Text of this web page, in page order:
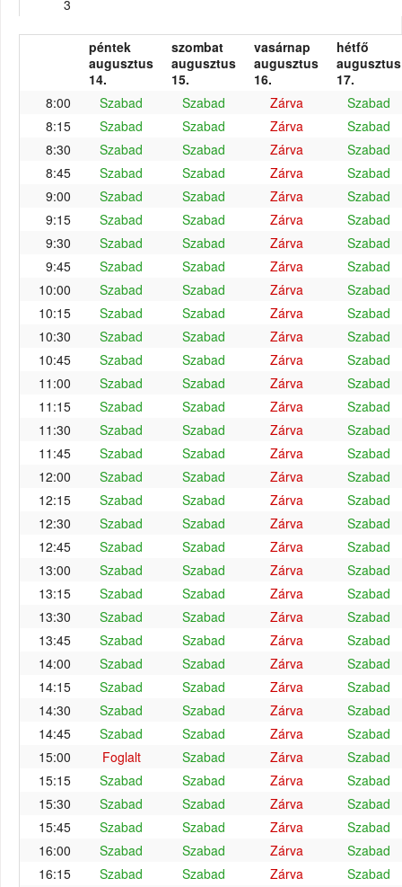
3
péntek
augusztus
14.
szombat
augusztus
15.
vasárnap
augusztus
16.
hétfő
augusztus
17.
8:00
Szabad Szabad Zárva
Szabad
8:15
Szabad Szabad Zárva
Szabad
8:30
Szabad Szabad Zárva
Szabad
8:45
Szabad Szabad Zárva
Szabad
9:00
Szabad Szabad Zárva
Szabad
9:15
Szabad Szabad Zárva
Szabad
9:30
Szabad Szabad Zárva
Szabad
9:45
Szabad Szabad Zárva
Szabad
10:00
Szabad Szabad Zárva
Szabad
10:15
Szabad Szabad Zárva
Szabad
10:30
Szabad Szabad Zárva
Szabad
10:45
Szabad Szabad Zárva
Szabad
11:00
Szabad Szabad Zárva
Szabad
11:15
Szabad Szabad Zárva
Szabad
11:30
Szabad Szabad Zárva
Szabad
11:45
Szabad Szabad Zárva
Szabad
12:00
Szabad Szabad Zárva
Szabad
12:15
Szabad Szabad Zárva
Szabad
12:30
Szabad Szabad Zárva
Szabad
12:45
Szabad Szabad Zárva
Szabad
13:00
Szabad Szabad Zárva
Szabad
13:15
Szabad Szabad Zárva
Szabad
13:30
Szabad Szabad Zárva
Szabad
13:45
Szabad Szabad Zárva
Szabad
14:00
Szabad Szabad Zárva
Szabad
14:15
Szabad Szabad Zárva
Szabad
14:30
Szabad Szabad Zárva
Szabad
14:45
Szabad Szabad Zárva
Szabad
15:00
Foglalt Szabad Zárva
Szabad
15:15
Szabad Szabad Zárva
Szabad
15:30
Szabad Szabad Zárva
Szabad
15:45
Szabad Szabad Zárva
Szabad
16:00
Szabad Szabad Zárva
Szabad
16:15
Szabad Szabad Zárva Szabad